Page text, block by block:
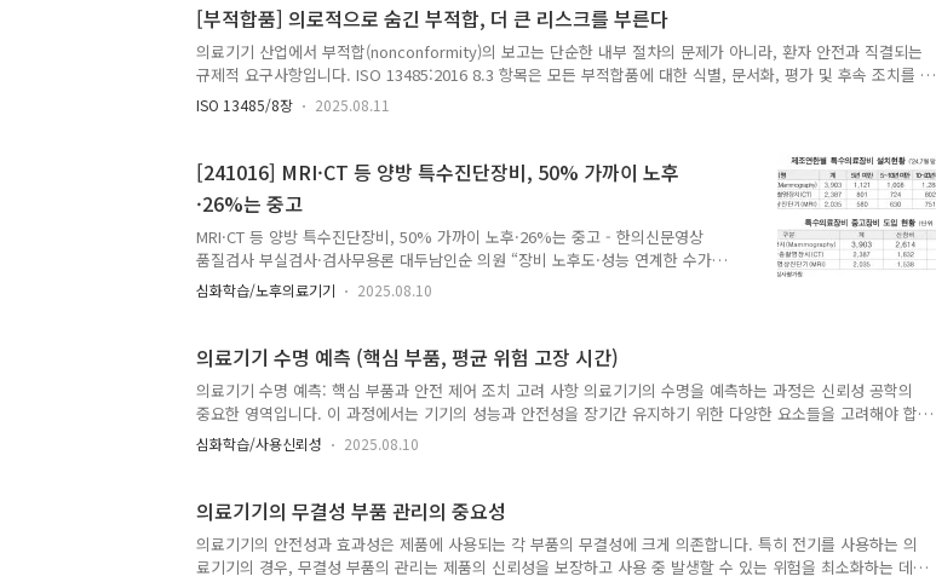
내 자원 제공, 그리고 품질정책에 대한 이해를 보장해야 하며, 실질적인 권한과 자원을 갖춘 고위임원이 해당합니
다. 또한 품질시스템 규정에는 ..
[부적합품] 의로적으로 숨긴 부적합, 더 큰 리스크를 부른다
의료기기 산업에서 부적합(nonconformity)의 보고는 단순한 내부 절차의 문제가 아니라, 환자 안전과 직결되는
규제적 요구사항입니다. ISO 13485:2016 8.3 항목은 모든 부적합품에 대한 식별, 문서화, 평가 및 후속 조치를 요
구하며, 그 과정과 결과는 명확히 기록되어야 합니다. 하지만 일부 현장에서는 부적합이 존재함에도 불구하고, 이
를 ‘없다’고 하거나 축소 보고하는 사례가 관찰됩니다. 그 이유는 단순한 태만이 아니라, 그 이면에 존재하는 조직
가하면 본인의 책임이 커진다고 느끼거나, 업무가 과중해질 것을 우려해 부적합 보고를 꺼리는 경우가 있습니다.
더 나아가 부적합이 많으면 ..
ISO 13485/8장 2025.08.11
[241016] MRI·CT 등 양방 특수진단장비, 50% 가까이 노후
·26%는 중고
MRI·CT 등 양방 특수진단장비, 50% 가까이 노후·26%는 중고 - 한의신문영상
품질검사 부실검사·검사무용론 대두남인순 의원 “장비 노후도·성능 연계한 수가
차등제 실시해야”www.akomnews.com 핵심 쟁점 노후·중고 장비 비율이 높
음에도 수가가 동일해 개선 유인 부족품질검사 부적합률이 지나치게 낮아 ‘검사
편 요구
심화학습/노후의료기기 2025.08.10
의료기기 수명 예측 (핵심 부품, 평균 위험 고장 시간)
의료기기 수명 예측: 핵심 부품과 안전 제어 조치 고려 사항 의료기기의 수명을 예측하는 과정은 신뢰성 공학의
중요한 영역입니다. 이 과정에서는 기기의 성능과 안전성을 장기간 유지하기 위한 다양한 요소들을 고려해야 합
니다. 의료기기의 수명을 결정하는 데 있어 몇 가지 접근 방식이 있으며, 각각의 방식은 특정 상황과 요구 사항에
따라 다르게 적용될 수 있습니다. 핵심 부품의 기대 수명 일반적으로 의료기기의 수명 예측은 주요 핵심 부품의
평가하여 전체 기기의 수명을 추정하는 방식입니다. 이 접근 방식은 기기의 성능과 직접적으로 연관된 중요한 부
품들에 초점을 맞춥니다. 크리티컬 컴포넌트의 교체 주기 또 ..
심화학습/사용신뢰성 2025.08.10
의료기기의 무결성 부품 관리의 중요성
의료기기의 안전성과 효과성은 제품에 사용되는 각 부품의 무결성에 크게 의존합니다. 특히 전기를 사용하는 의
료기기의 경우, 무결성 부품의 관리는 제품의 신뢰성을 보장하고 사용 중 발생할 수 있는 위험을 최소화하는 데